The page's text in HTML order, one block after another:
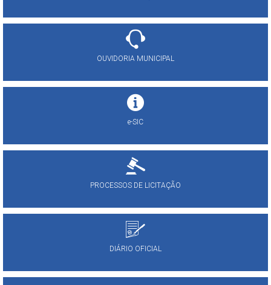
OUVIDORIA MUNICIPAL
e-SIC
PROCESSOS DE LICITAÇÃO
DIÁRIO OFICIAL